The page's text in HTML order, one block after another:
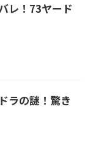
レ！73ヤード
ラの謎！驚き